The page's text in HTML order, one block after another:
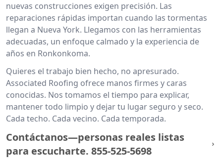
nuevas construcciones exigen precisión. Las
reparaciones rápidas importan cuando las tormentas
llegan a Nueva York. Llegamos con las herramientas
adecuadas, un enfoque calmado y la experiencia de
años en Ronkonkoma.
Quieres el trabajo bien hecho, no apresurado.
Associated Roofing ofrece manos firmes y caras
conocidas. Nos tomamos el tiempo para explicar,
mantener todo limpio y dejar tu lugar seguro y seco.
Cada techo. Cada vecino. Cada temporada.
Contáctanos—personas reales listas
para escucharte. 855-525-5698